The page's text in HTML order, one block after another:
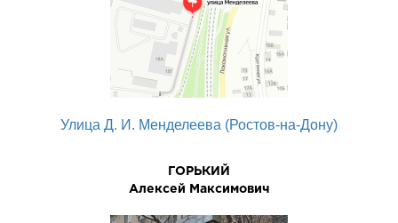
Улица Д. И. Менделеева (Ростов-на-Дону)
ГОРЬКИЙ
Алексей Максимович